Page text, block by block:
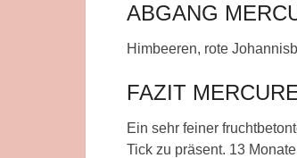
ABGANG
Himbeeren, rote
FAZIT
Ein sehr feiner
Tick zu präsent. 13